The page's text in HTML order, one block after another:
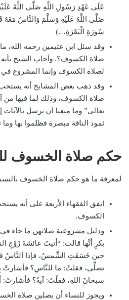
عَلَى عَهْدِ رَسُولِ اللَّهِ صَلَّى اللَّهُ
صَلَّى اللَّهُ عَلَيْهِ وَسَلَّمَ وَالنَّاسُ مَعَهُ
سُورَةِ الْبَقَرَةِ…)
وقد سئل ابن عثيمين رحمه الله،
صلاة الكسوف؟. وأجاب الشيخ
لصلاة الكسوف وإنما المشروع
وقد ذهب بعض المشايخ أنه
صلاة الكسوف، وذلك لما فيها من
تعالى” وما منعنا أن نرسل بالآيات
ثمود الناقة مبصرة فظلموا بها وما
حكم صلاة الخسوف
لمعرفة ما هو حكم صلاة الخسوف
اتفق الفقهاء الأربعة على أنه
الكسوف.
ودليل مشروعية صلاتهن ما جاء في
بكرٍ أنَّها قالت: “أتيتُ عائشةَ زَوْجِ
حين خَسَفَتِ الشَّمسُ، فإذا النَّاسُ
تصلِّي، فقلتُ: ما للنَّاسِ؟ فأشارتْ
سبحانَ اللهِ، فقلْتُ: آيةٌ؟
ويجوز للنساء أن يصلين صلاة